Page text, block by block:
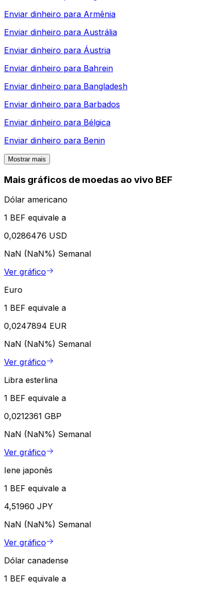
Enviar dinheiro para Armênia
Enviar dinheiro para Austrália
Enviar dinheiro para Áustria
Enviar dinheiro para Bahrein
Enviar dinheiro para Bangladesh
Enviar dinheiro para Barbados
Enviar dinheiro para Bélgica
Enviar dinheiro para Benin
Mostrar mais
Mais gráficos de moedas ao vivo BEF
Dólar americano
1 BEF equivale a
0,0286476 USD
NaN (NaN%) Semanal
Ver gráfico
Euro
1 BEF equivale a
0,0247894 EUR
NaN (NaN%) Semanal
Ver gráfico
Libra esterlina
1 BEF equivale a
0,0212361 GBP
NaN (NaN%) Semanal
Ver gráfico
Iene japonês
1 BEF equivale a
4,51960 JPY
NaN (NaN%) Semanal
Ver gráfico
Dólar canadense
1 BEF equivale a